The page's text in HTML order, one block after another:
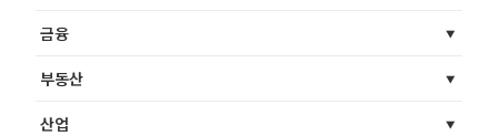
금융
부동산
산업